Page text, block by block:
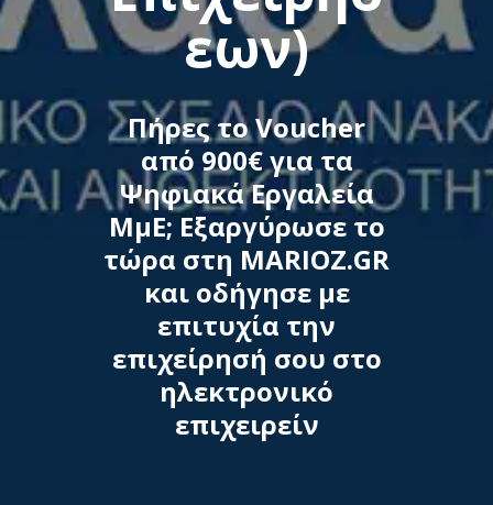
εων)
Πήρες το Voucher
από 900€ για τα
Ψηφιακά Εργαλεία
ΜμΕ; Εξαργύρωσε το
τώρα στη MARIOZ.GR
και οδήγησε με
επιτυχία την
επιχείρησή σου στο
ηλεκτρονικό
επιχειρείν